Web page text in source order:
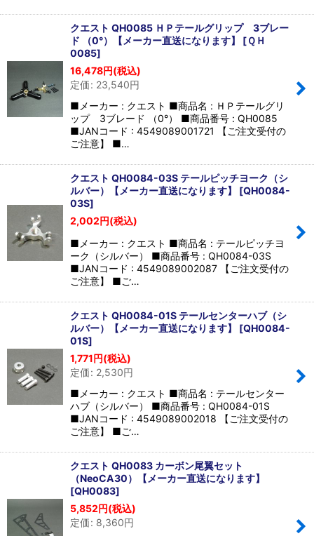
クエスト QH0085 ＨＰテールグリップ 3ブレー
ド （0°）【メーカー直送になります】
[ＱＨ
0085]
16,478円(税込)
定価: 23,540円
■メーカー : クエスト ■商品名 : ＨＰテールグリ
ップ 3ブレード （0°） ■商品番号 : QH0085
■JANコード : 4549089001721 【ご注文受付の
ご注意】 ■…
クエスト QH0084-03S テールピッチヨーク（シ
ルバー）【メーカー直送になります】
[QH0084-
03S]
2,002円(税込)
■メーカー : クエスト ■商品名 : テールピッチヨ
ーク（シルバー） ■商品番号 : QH0084-03S
■JANコード : 4549089002087 【ご注文受付の
ご注意】 ■ご…
クエスト QH0084-01S テールセンターハブ（シ
ルバー）【メーカー直送になります】 [QH0084-
01S]
1,771円(税込)
定価: 2,530円
■メーカー : クエスト ■商品名 : テールセンター
ハブ（シルバー） ■商品番号 : QH0084-01S
■JANコード : 4549089002018 【ご注文受付の
ご注意】 ■ご…
クエスト QH0083 カーボン尾翼セット
（NeoCA30）【メーカー直送になります】
[QH0083]
5,852円(税込)
定価: 8,360円